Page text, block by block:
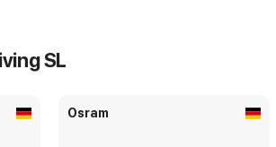
SL
Osram